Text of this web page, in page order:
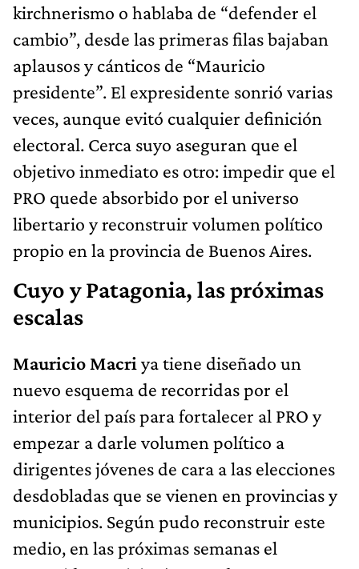
kirchnerismo o hablaba de “defender el
cambio”, desde las primeras filas bajaban
aplausos y cánticos de “Mauricio
presidente”. El expresidente sonrió varias
veces, aunque evitó cualquier definición
electoral. Cerca suyo aseguran que el
objetivo inmediato es otro: impedir que el
PRO quede absorbido por el universo
libertario y reconstruir volumen político
propio en la provincia de Buenos Aires.
Cuyo y Patagonia, las próximas
escalas
Mauricio Macri ya tiene diseñado un
nuevo esquema de recorridas por el
interior del país para fortalecer al PRO y
empezar a darle volumen político a
dirigentes jóvenes de cara a las elecciones
desdobladas que se vienen en provincias y
municipios. Según pudo reconstruir este
medio, en las próximas semanas el